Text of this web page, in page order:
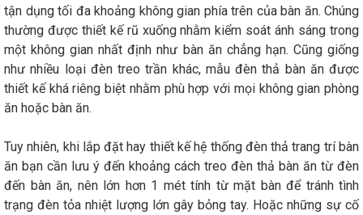
tận dụng tối đa khoảng không gian phía trên của bàn ăn. Chúng
thường được thiết kế rũ xuống nhằm kiểm soát ánh sáng trong
một không gian nhất định như bàn ăn chẳng hạn. Cũng giống
như nhiều loại đèn treo trần khác, mẫu đèn thả bàn ăn được
thiết kế khá riêng biệt nhằm phù hợp với mọi không gian phòng
ăn hoặc bàn ăn.
Tuy nhiên, khi lắp đặt hay thiết kế hệ thống đèn thả trang trí bàn
ăn bạn cần lưu ý đến khoảng cách treo đèn thả bàn ăn từ đèn
đến bàn ăn, nên lớn hơn 1 mét tính từ mặt bàn để tránh tình
trạng đèn tỏa nhiệt lượng lớn gây bỏng tay. Hoặc những sự cố